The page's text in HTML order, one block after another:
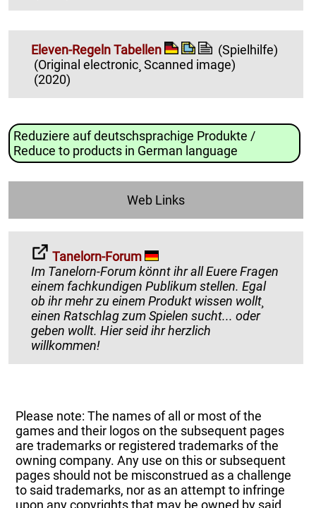
Eleven-Regeln Tabellen
(Spielhilfe)
(Original electronic¸ Scanned image)
(2020)
Reduziere auf deutschsprachige Produkte /
Reduce to products in German language
Web Links
Tanelorn-Forum
Im Tanelorn-Forum könnt ihr all Euere Fragen
einem fachkundigen Publikum stellen. Egal
ob ihr mehr zu einem Produkt wissen wollt¸
einen Ratschlag zum Spielen sucht... oder
geben wollt. Hier seid ihr herzlich
willkommen!
Please note: The names of all or most of the
games and their logos on the subsequent pages
are trademarks or registered trademarks of the
owning company. Any use on this or subsequent
pages should not be misconstrued as a challenge
to said trademarks, nor as an attempt to infringe
upon any copyrights that may be owned by said